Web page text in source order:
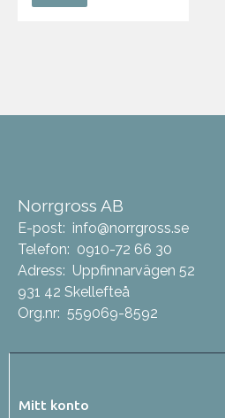
Norrgross AB
E-post: info@norrgross.se
Telefon: 0910-72 66 30
Adress: Uppfinnarvägen 52
931 42 Skellefteå
Org.nr: 559069-8592
Mitt konto